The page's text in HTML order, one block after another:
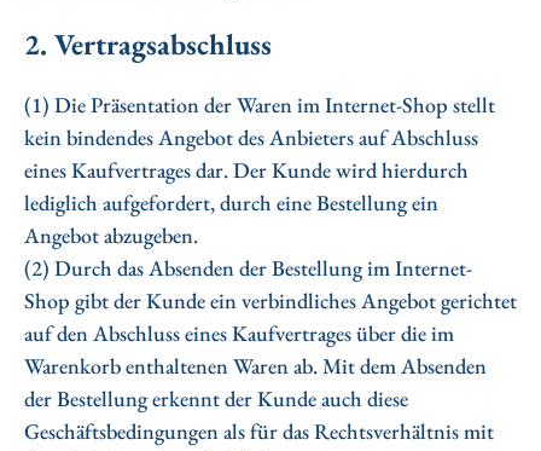
2. Vertragsabschluss
(1) Die Präsentation der Waren im Internet-Shop stellt
kein bindendes Angebot des Anbieters auf Abschluss
eines Kaufvertrages dar. Der Kunde wird hierdurch
lediglich aufgefordert, durch eine Bestellung ein
Angebot abzugeben.
(2) Durch das Absenden der Bestellung im Internet-
Shop gibt der Kunde ein verbindliches Angebot gerichtet
auf den Abschluss eines Kaufvertrages über die im
Warenkorb enthaltenen Waren ab. Mit dem Absenden
der Bestellung erkennt der Kunde auch diese
Geschäftsbedingungen als für das Rechtsverhältnis mit